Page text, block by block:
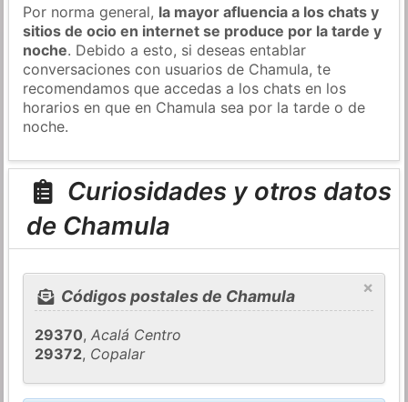
Por norma general, la mayor afluencia a los chats y
sitios de ocio en internet se produce por la tarde y
noche. Debido a esto, si deseas entablar
conversaciones con usuarios de Chamula, te
recomendamos que accedas a los chats en los
horarios en que en Chamula sea por la tarde o de
noche.
Curiosidades y otros datos
de Chamula
×
Códigos postales de Chamula
29370,Acalá Centro
29372, Copalar